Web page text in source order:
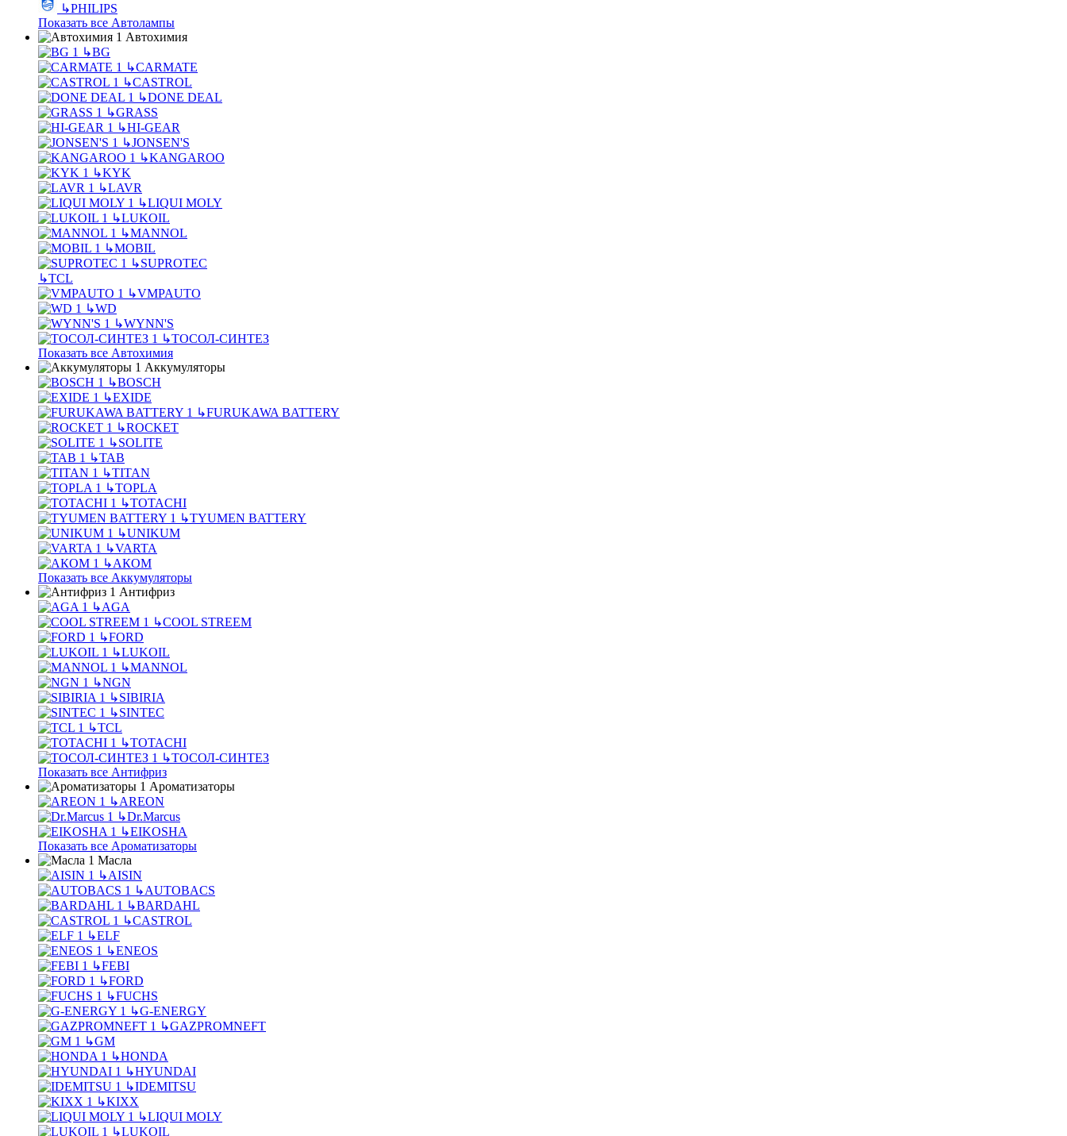
↳PHILIPS
Показать все Автолампы
Автохимия
↳BG
↳CARMATE
↳CASTROL
↳DONE DEAL
↳GRASS
↳HI-GEAR
↳JONSEN'S
↳KANGAROO
↳KYK
↳LAVR
↳LIQUI MOLY
↳LUKOIL
↳MANNOL
↳MOBIL
↳SUPROTEC
↳TCL
↳VMPAUTO
↳WD
↳WYNN'S
↳ТОСОЛ-СИНТЕЗ
Показать все Автохимия
Аккумуляторы
↳BOSCH
↳EXIDE
↳FURUKAWA BATTERY
↳ROCKET
↳SOLITE
↳TAB
↳TITAN
↳TOPLA
↳TOTACHI
↳TYUMEN BATTERY
↳UNIKUM
↳VARTA
↳АКОМ
Показать все Аккумуляторы
Антифриз
↳AGA
↳COOL STREEM
↳FORD
↳LUKOIL
↳MANNOL
↳NGN
↳SIBIRIA
↳SINTEC
↳TCL
↳TOTACHI
↳ТОСОЛ-СИНТЕЗ
Показать все Антифриз
Ароматизаторы
↳AREON
↳Dr.Marcus
↳EIKOSHA
Показать все Ароматизаторы
Масла
↳AISIN
↳AUTOBACS
↳BARDAHL
↳CASTROL
↳ELF
↳ENEOS
↳FEBI
↳FORD
↳FUCHS
↳G-ENERGY
↳GAZPROMNEFT
↳GM
↳HONDA
↳HYUNDAI
↳IDEMITSU
↳KIXX
↳LIQUI MOLY
↳LUKOIL